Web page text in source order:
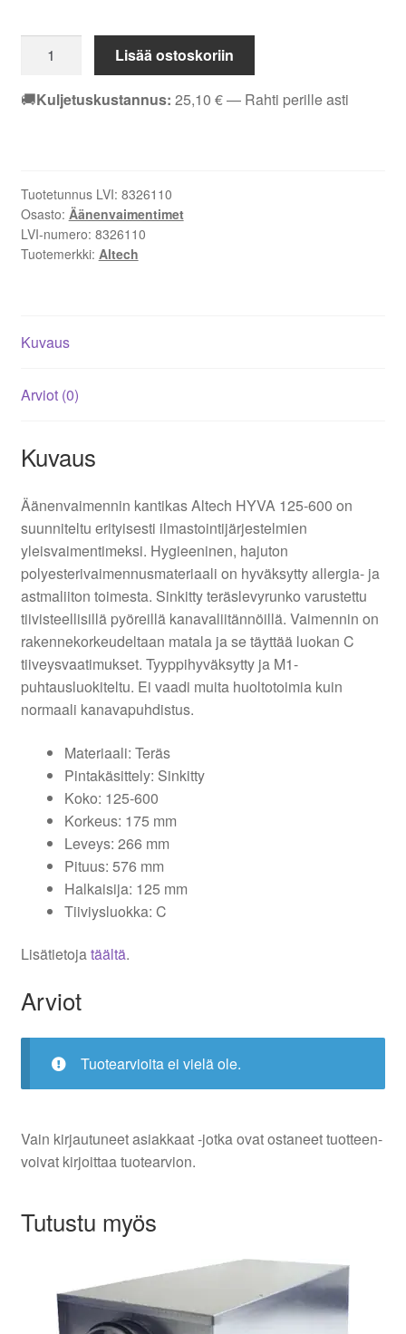
Äänenvaimennin
kantikas
Altech
määrä
Lisää ostoskoriin
🚚Kuljetuskustannus: 25,10 €— Rahti perille asti
Tuotetunnus LVI: 8326110
Osasto: Äänenvaimentimet
LVI-numero: 8326110
Tuotemerkki: Altech
Kuvaus
Arviot (0)
Kuvaus
Äänenvaimennin kantikas Altech HYVA 125-600 on
suunniteltu erityisesti ilmastointijärjestelmien
yleisvaimentimeksi. Hygieeninen, hajuton
polyesterivaimennusmateriaali on hyväksytty allergia- ja
astmaliiton toimesta. Sinkitty teräslevyrunko varustettu
tiivisteellisillä pyöreillä kanavaliitännöillä. Vaimennin on
rakennekorkeudeltaan matala ja se täyttää luokan C
tiiveysvaatimukset. Tyyppihyväksytty ja M1-
puhtausluokiteltu. Ei vaadi muita huoltotoimia kuin
normaali kanavapuhdistus.
Materiaali: Teräs
Pintakäsittely: Sinkitty
Koko: 125-600
Korkeus: 175 mm
Leveys: 266 mm
Pituus: 576 mm
Halkaisija: 125 mm
Tiiviysluokka: C
Lisätietojatäältä.
Arviot
Tuotearvioita ei vielä ole.
Vain kirjautuneet asiakkaat -jotka ovat ostaneet tuotteen-
voivat kirjoittaa tuotearvion.
Tutustu myös